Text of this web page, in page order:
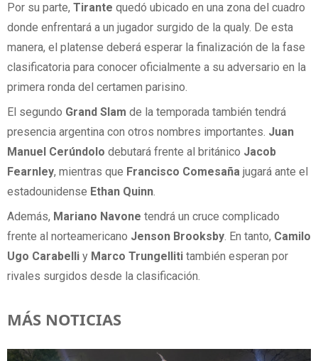
Por su parte, Tirante quedó ubicado en una zona del cuadro
donde enfrentará a un jugador surgido de la qualy. De esta
manera, el platense deberá esperar la finalización de la fase
clasificatoria para conocer oficialmente a su adversario en la
primera ronda del certamen parisino.
El segundo Grand Slam de la temporada también tendrá
presencia argentina con otros nombres importantes. Juan
Manuel Cerúndolo debutará frente al británico Jacob
Fearnley, mientras que Francisco Comesaña jugará ante el
estadounidense Ethan Quinn.
Además, Mariano Navone tendrá un cruce complicado
frente al norteamericano Jenson Brooksby. En tanto, Camilo
Ugo Carabelli y Marco Trungelliti también esperan por
rivales surgidos desde la clasificación.
MÁS NOTICIAS